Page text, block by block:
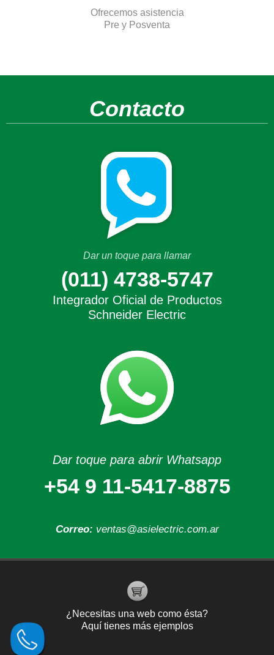
Ofrecemos asistencia
Pre y Posventa
Contacto
Dar un toque para llamar
(011) 4738-5747
Integrador Oficial de Productos
Schneider Electric
Dar toque para abrir Whatsapp
+54 9 11-5417-8875
Correo: ventas@asielectric.com.ar
¿Necesitas una web como ésta?
Aquí tienes más ejemplos